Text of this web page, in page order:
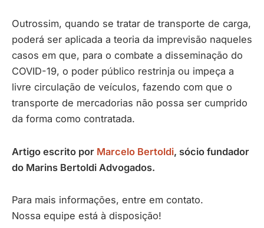
Outrossim, quando se tratar de transporte de carga,
poderá ser aplicada a teoria da imprevisão naqueles
casos em que, para o combate a disseminação do
COVID-19, o poder público restrinja ou impeça a
livre circulação de veículos, fazendo com que o
transporte de mercadorias não possa ser cumprido
da forma como contratada.
Artigo escrito por Marcelo Bertoldi, sócio fundador
do Marins Bertoldi Advogados.
Para mais informações, entre em contato.
Nossa equipe está à disposição!